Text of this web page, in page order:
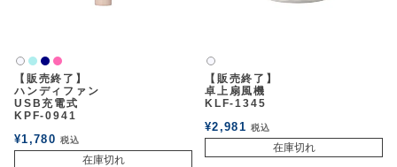
ログイン
お問い合わせ
白2ライトブルー
ネイビー
ピンク
【販売終了】
ハンディファン
USB充電式
KPF-0941
¥1,780 税込
在庫切れ
白2
【販売終了】
卓上扇風機
KLF-1345
¥2,981 税込
在庫切れ